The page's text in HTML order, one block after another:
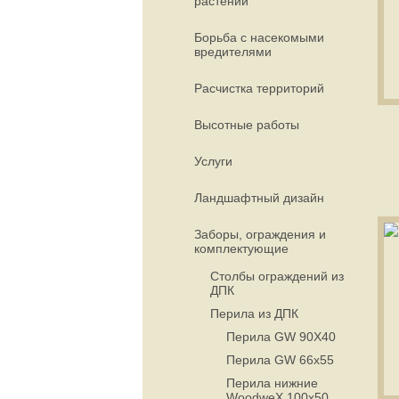
Борьба с насекомыми
вредителями
Расчистка территорий
Высотные работы
Услуги
Ландшафтный дизайн
Заборы, ограждения и
комплектующие
Столбы ограждений из
ДПК
Перила из ДПК
Перила GW 90X40
Перила GW 66х55
Перила нижние